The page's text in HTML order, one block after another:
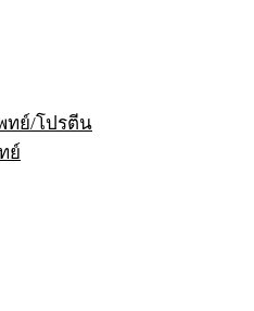
ทย์/โปรตีน
ย์